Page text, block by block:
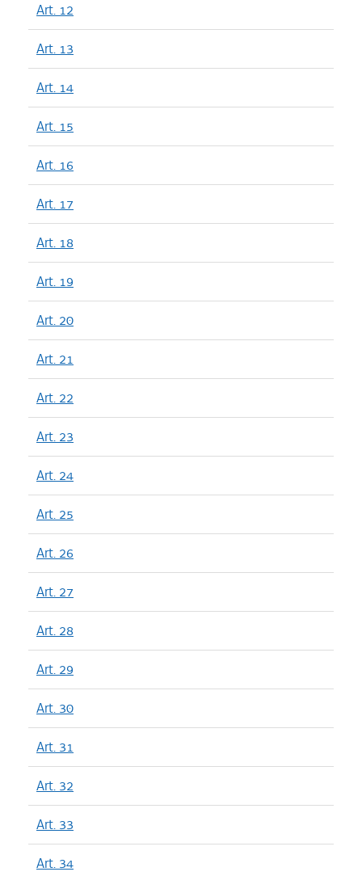
Art. 12
Art. 13
Art. 14
Art. 15
Art. 16
Art. 17
Art. 18
Art. 19
Art. 20
Art. 21
Art. 22
Art. 23
Art. 24
Art. 25
Art. 26
Art. 27
Art. 28
Art. 29
Art. 30
Art. 31
Art. 32
Art. 33
Art. 34